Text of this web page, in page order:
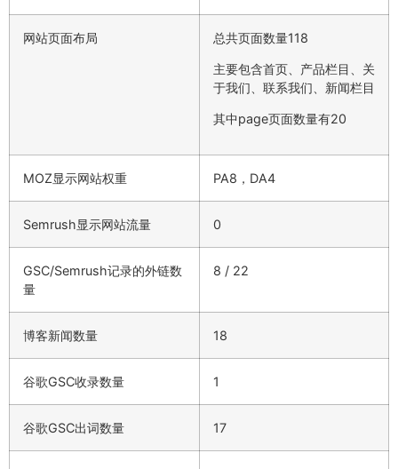
网站页面布局 总共页面数量118
主要包含首页、产品栏目、关
于我们、联系我们、新闻栏目
其中page页面数量有20
MOZ显示网站权重 PA8，DA4
Semrush显示网站流量 0
GSC/Semrush记录的外链数
量
8 / 22
博客新闻数量 18
谷歌GSC收录数量 1
谷歌GSC出词数量 17